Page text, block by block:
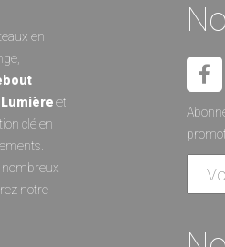
en
eet
clé en
notre